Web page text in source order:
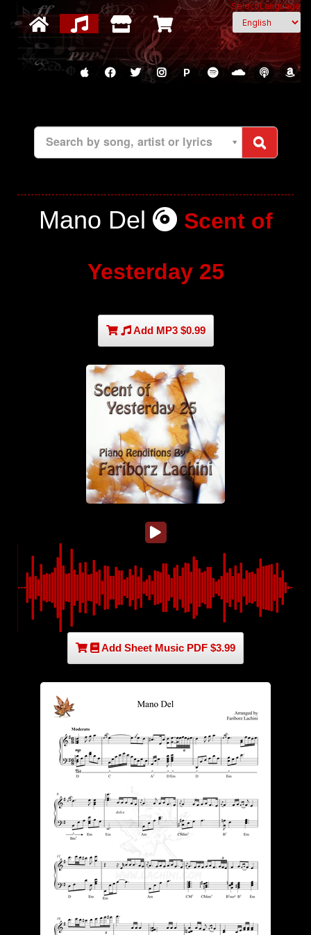
Select Language
P
Search by song, artist or lyrics
Mano Del Scent of
Yesterday 25
Add MP3 $0.99
Add Sheet Music PDF $3.99